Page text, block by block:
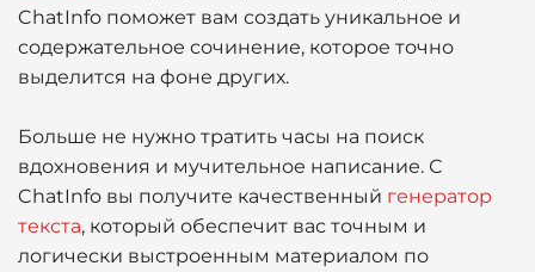
ChatInfo поможет вам создать уникальное и
содержательное сочинение, которое точно
выделится на фоне других.
Больше не нужно тратить часы на поиск
вдохновения и мучительное написание. С
ChatInfo вы получите качественный генератор
текста, который обеспечит вас точным и
логически выстроенным материалом по